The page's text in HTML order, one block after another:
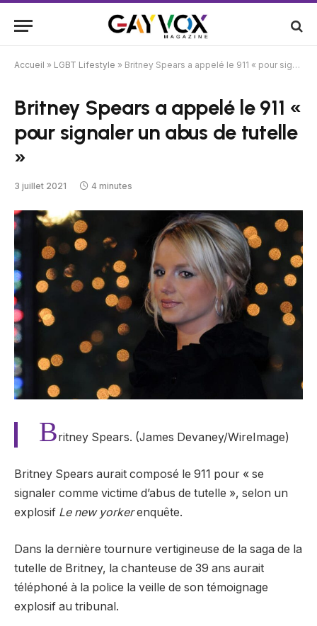
Accueil » LGBT Lifestyle » Britney Spears a appelé le 911 « pour signaler un abus de tutelle »
Britney Spears a appelé le 911 «
pour signaler un abus de tutelle
»
3 juillet 2021 4 minutes
Britney Spears. (James Devaney/WireImage)
Britney Spears aurait composé le 911 pour « se
signaler comme victime d’abus de tutelle », selon un
explosif Le new yorkerenquête.
Dans la dernière tournure vertigineuse de la saga de la
tutelle de Britney, la chanteuse de 39 ans aurait
téléphoné à la police la veille de son témoignage
explosif au tribunal.